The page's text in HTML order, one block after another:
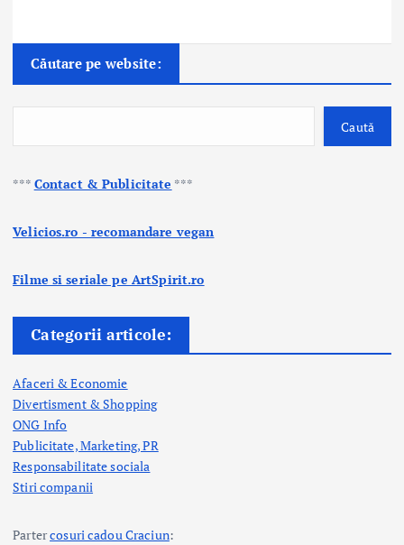
Căutare pe website:
Caută
*** Contact & Publicitate ***
Velicios.ro - recomandare vegan
Filme si seriale pe ArtSpirit.ro
Categorii articole:
Afaceri & Economie
Divertisment & Shopping
ONG Info
Publicitate, Marketing, PR
Responsabilitate sociala
Stiri companii
Partercosuri cadou Craciun: